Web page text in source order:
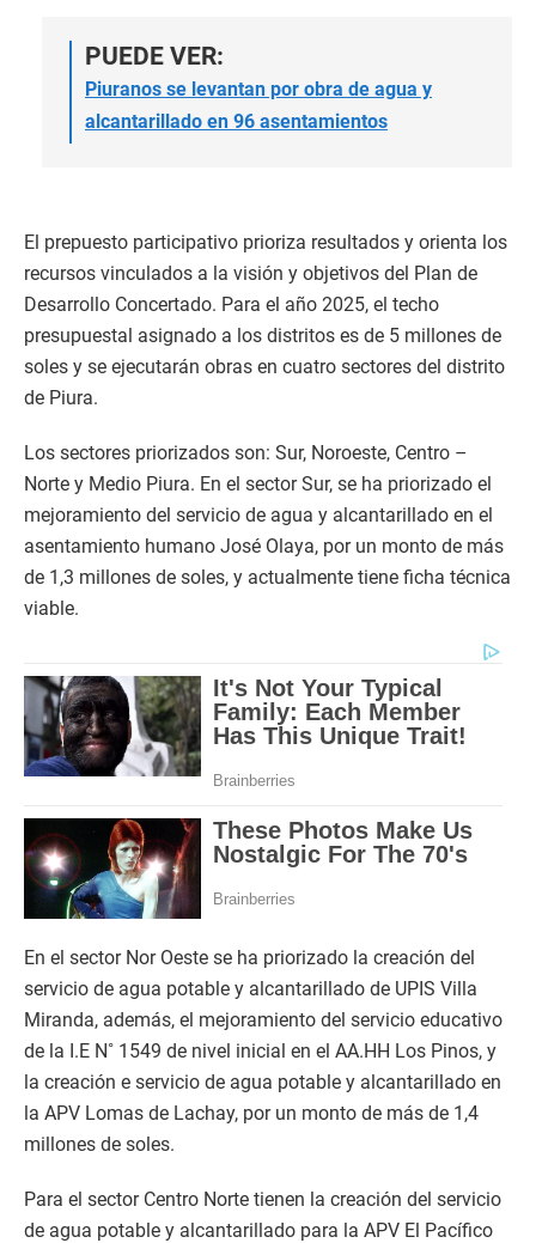
PUEDE VER:
Piuranos se levantan por obra de agua y
alcantarillado en 96 asentamientos
El prepuesto participativo prioriza resultados y orienta los
recursos vinculados a la visión y objetivos del Plan de
Desarrollo Concertado. Para el año 2025, el techo
presupuestal asignado a los distritos es de 5 millones de
soles y se ejecutarán obras en cuatro sectores del distrito
de Piura.
Los sectores priorizados son: Sur, Noroeste, Centro –
Norte y Medio Piura. En el sector Sur, se ha priorizado el
mejoramiento del servicio de agua y alcantarillado en el
asentamiento humano José Olaya, por un monto de más
de 1,3 millones de soles, y actualmente tiene ficha técnica
viable.
En el sector Nor Oeste se ha priorizado la creación del
servicio de agua potable y alcantarillado de UPIS Villa
Miranda, además, el mejoramiento del servicio educativo
de la I.E N˚ 1549 de nivel inicial en el AA.HH Los Pinos, y
la creación e servicio de agua potable y alcantarillado en
la APV Lomas de Lachay, por un monto de más de 1,4
millones de soles.
Para el sector Centro Norte tienen la creación del servicio
de agua potable y alcantarillado para la APV El Pacífico